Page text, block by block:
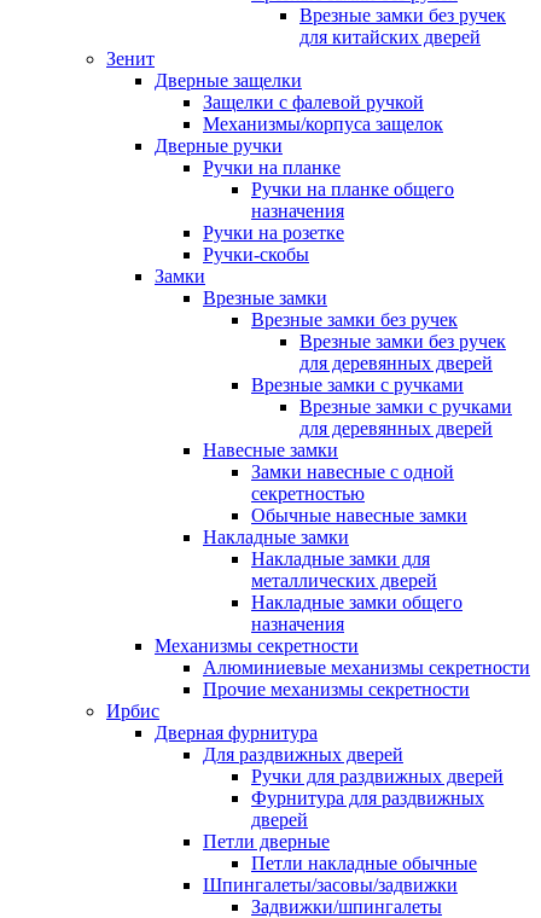
Врезные замки без ручек
для китайских дверей
Зенит
Дверные защелки
Защелки с фалевой ручкой
Механизмы/корпуса защелок
Дверные ручки
Ручки на планке
Ручки на планке общего
назначения
Ручки на розетке
Ручки-скобы
Замки
Врезные замки
Врезные замки без ручек
Врезные замки без ручек
для деревянных дверей
Врезные замки с ручками
Врезные замки с ручками
для деревянных дверей
Навесные замки
Замки навесные с одной
секретностью
Обычные навесные замки
Накладные замки
Накладные замки для
металлических дверей
Накладные замки общего
назначения
Механизмы секретности
Алюминиевые механизмы секретности
Прочие механизмы секретности
Ирбис
Дверная фурнитура
Для раздвижных дверей
Ручки для раздвижных дверей
Фурнитура для раздвижных
дверей
Петли дверные
Петли накладные обычные
Шпингалеты/засовы/задвижки
Задвижки/шпингалеты